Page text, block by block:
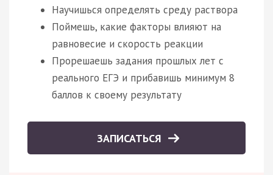
Научишься определять среду раствора
Поймешь, какие факторы влияют на
равновесие и скорость реакции
Прорешаешь задания прошлых лет с
реального ЕГЭ и прибавишь минимум 8
баллов к своему результату
ЗАПИСАТЬСЯ